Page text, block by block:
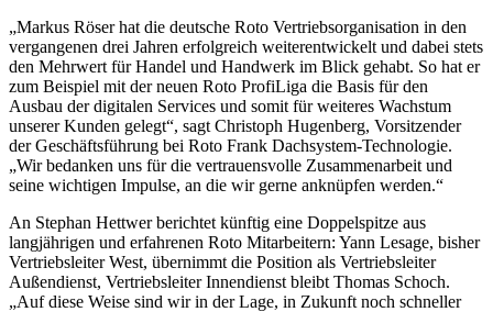
„Markus Röser hat die deutsche Roto Vertriebsorganisation in den
vergangenen drei Jahren erfolgreich weiterentwickelt und dabei stets
den Mehrwert für Handel und Handwerk im Blick gehabt. So hat er
zum Beispiel mit der neuen Roto ProfiLiga die Basis für den
Ausbau der digitalen Services und somit für weiteres Wachstum
unserer Kunden gelegt“, sagt Christoph Hugenberg, Vorsitzender
der Geschäftsführung bei Roto Frank Dachsystem-Technologie.
„Wir bedanken uns für die vertrauensvolle Zusammenarbeit und
seine wichtigen Impulse, an die wir gerne anknüpfen werden.“
An Stephan Hettwer berichtet künftig eine Doppelspitze aus
langjährigen und erfahrenen Roto Mitarbeitern: Yann Lesage, bisher
Vertriebsleiter West, übernimmt die Position als Vertriebsleiter
Außendienst, Vertriebsleiter Innendienst bleibt Thomas Schoch.
„Auf diese Weise sind wir in der Lage, in Zukunft noch schneller